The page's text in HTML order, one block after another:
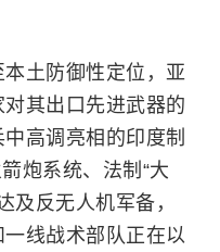
土防御性定位，亚
其出口先进武器的
高调亮相的印度制
炮系统、法制“大
及反无人机军备，
线战术部队正在以